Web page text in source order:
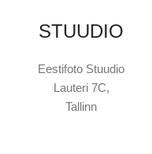
STUUDIO
Eestifoto Stuudio
Lauteri 7C,
Tallinn